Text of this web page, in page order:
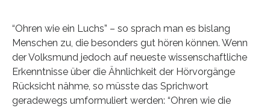
“Ohren wie ein Luchs” – so sprach man es bislang
Menschen zu, die besonders gut hören können. Wenn
der Volksmund jedoch auf neueste wissenschaftliche
Erkenntnisse über die Ähnlichkeit der Hörvorgänge
Rücksicht nähme, so müsste das Sprichwort
geradewegs umformuliert werden: “Ohren wie die